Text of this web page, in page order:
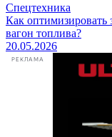
Спецтехника
Как оптимизировать
вагон топлива?
20.05.2026
РЕКЛАМА